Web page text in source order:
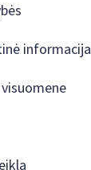
informacija